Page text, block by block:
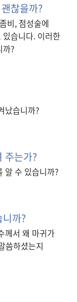
찮을까?
비, 점성술에
습니다. 이러한
까?
났습니까?
주는가?
알 수 있습니까?
까?
께서 왜 마귀가
씀하셨는지